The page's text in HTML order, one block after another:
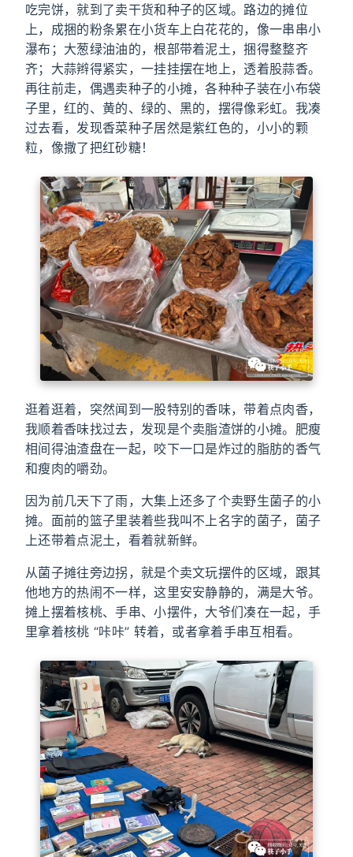
吃完饼，就到了卖干货和种子的区域。路边的摊位
上，成捆的粉条累在小货车上白花花的，像一串串小
瀑布；大葱绿油油的，根部带着泥土，捆得整整齐
齐；大蒜辫得紧实，一挂挂摆在地上，透着股蒜香。
再往前走，偶遇卖种子的小摊，各种种子装在小布袋
子里，红的、黄的、绿的、黑的，摆得像彩虹。我凑
过去看，发现香菜种子居然是紫红色的，小小的颗
粒，像撒了把红砂糖！
逛着逛着，突然闻到一股特别的香味，带着点肉香，
我顺着香味找过去，发现是个卖脂渣饼的小摊。肥瘦
相间得油渣盘在一起，咬下一口是炸过的脂肪的香气
和瘦肉的嚼劲。
因为前几天下了雨，大集上还多了个卖野生菌子的小
摊。面前的篮子里装着些我叫不上名字的菌子，菌子
上还带着点泥土，看着就新鲜。
从菌子摊往旁边拐，就是个卖文玩摆件的区域，跟其
他地方的热闹不一样，这里安安静静的，满是大爷。
摊上摆着核桃、手串、小摆件，大爷们凑在一起，手
里拿着核桃 “咔咔” 转着，或者拿着手串互相看。